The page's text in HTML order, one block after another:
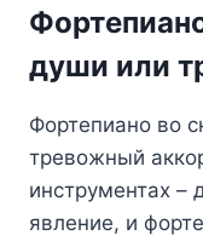
В
И
ОБ
души или
Фортепиано во
тревожный
инструментах –
явление, и